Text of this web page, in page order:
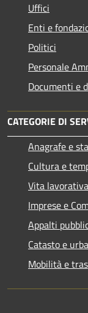
Uffici
Enti e
Politici
Personale
Documenti e
CATEGORIE DI
Anagrafe e
Cultura e
Vita lavorativa
Imprese e
Appalti
Catasto e
Mobilità e